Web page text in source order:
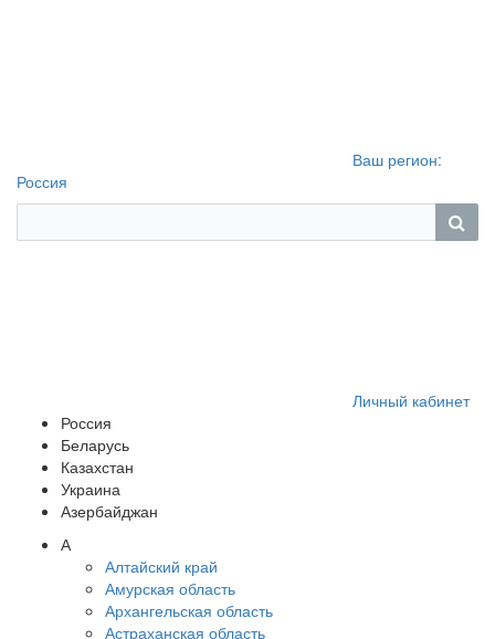
Ваш регион:
Россия
Личный кабинет
Россия
Беларусь
Казахстан
Украина
Азербайджан
А
Алтайский край
Амурская область
Архангельская область
Астраханская область